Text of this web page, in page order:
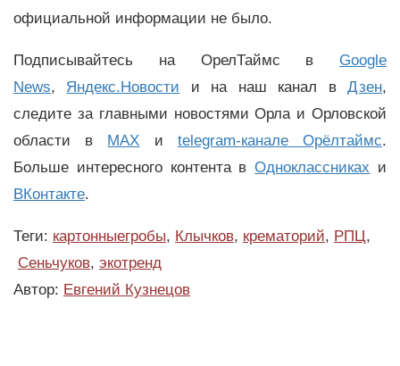
официальной информации не было.
Подписывайтесь на ОрелТаймс в Google
News, Яндекс.Новости и на наш канал вДзен,
следите за главными новостями Орла и Орловской
области в MAX и telegram-канале Орёлтаймс.
Больше интересного контента вОдноклассниках и
ВКонтакте.
Теги: картонныегробы, Клычков, крематорий, РПЦ,
Сеньчуков, экотренд
Автор: Евгений Кузнецов